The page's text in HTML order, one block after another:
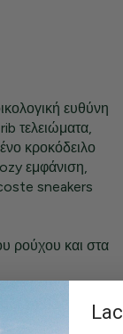
ευθύνη
τελειώματα,
κροκόδειλο
εμφάνιση,
sneakers
ρούχου και στα
στήθος